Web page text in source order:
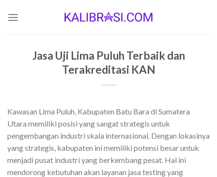
Jasa Uji Lima Puluh Terbaik dan
Terakreditasi KAN
Kawasan Lima Puluh, Kabupaten Batu Bara di Sumatera
Utara memiliki posisi yang sangat strategis untuk
pengembangan industri skala internasional. Dengan lokasinya
yang strategis, kabupaten ini memiliki potensi besar untuk
menjadi pusat industri yang berkembang pesat. Hal ini
mendorong kebutuhan akan layanan jasa testing yang